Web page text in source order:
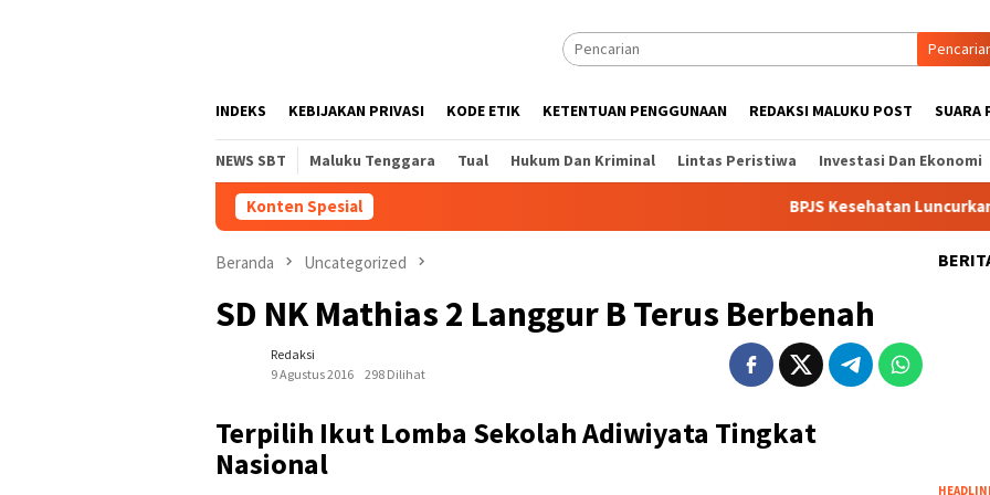
INDEKS KEBIJAKAN PRIVASI KODE ETIK KETENTUAN PENGGUNAAN REDAKSI MALUKU POST SUARA
NEWS SBT Maluku Tenggara Tual Hukum Dan Kriminal Lintas Peristiwa Investasi Dan Ekonomi
Konten Spesial BPJS Kesehatan Luncurkan
Beranda Uncategorized
SD NK Mathias 2 Langgur B Terus Berbenah
Redaksi
9 Agustus 2016
298 Dilihat
Terpilih Ikut Lomba Sekolah Adiwiyata Tingkat
Nasional